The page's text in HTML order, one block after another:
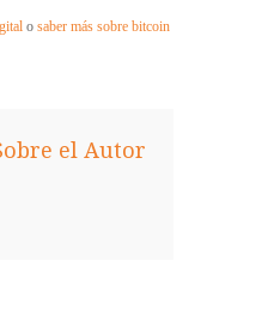
o saber más sobre bitcoin
el Autor